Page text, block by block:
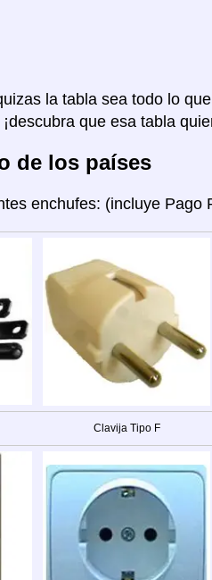
la tabla sea todo lo
que esa tabla
de los países
enchufes: (incluye Pago
Clavija Tipo F